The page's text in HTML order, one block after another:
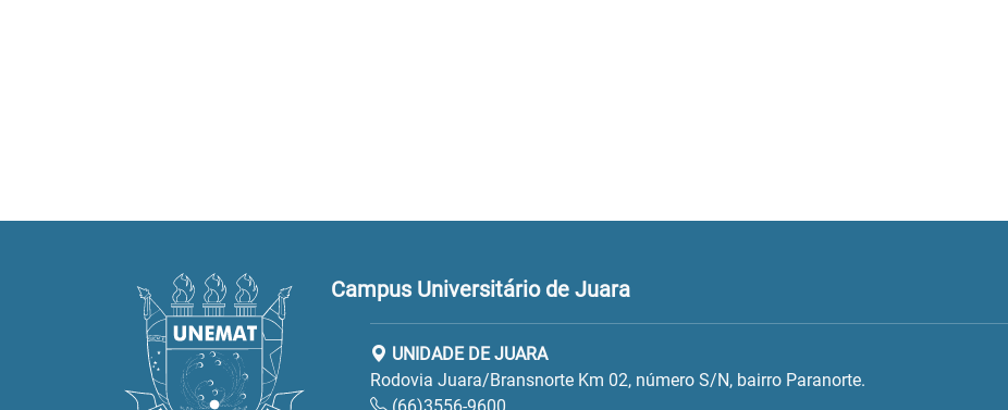
Campus Universitário de Juara
UNIDADE DE JUARA
Rodovia Juara/Bransnorte Km 02, número S/N, bairro Paranorte.